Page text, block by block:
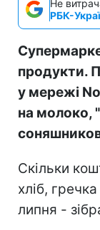
Не
РБК-
продукти.
у мережі
на молоко,
Скільки
хліб,
липня -